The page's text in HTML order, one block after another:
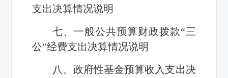
支出决算情况说明
七、一般公共预算财政拨款“三
公”经费支出决算情况说明
八、政府性基金预算收入支出决